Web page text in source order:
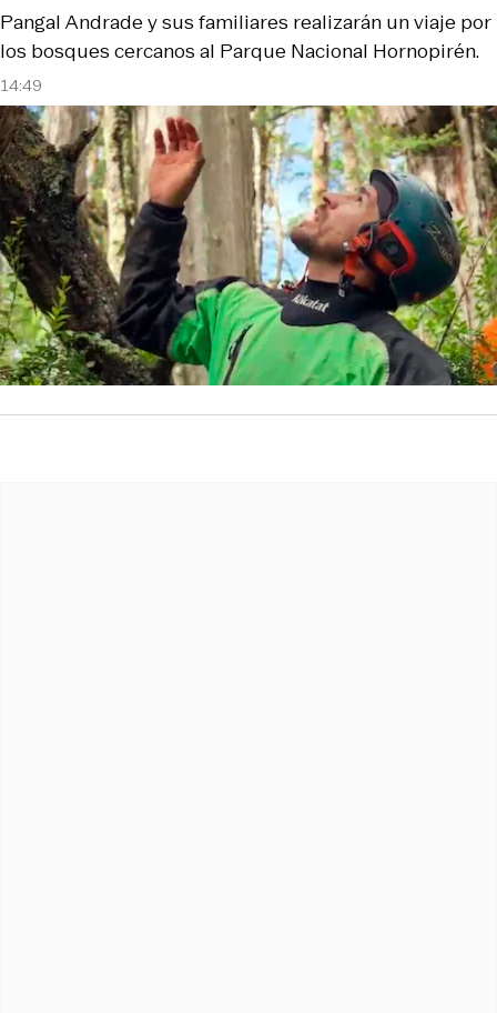
14:49
Pangal Andrade y sus familiares realizarán un viaje por
los bosques cercanos al Parque Nacional Hornopirén.